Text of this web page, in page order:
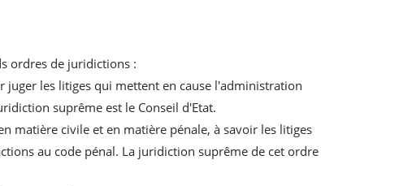
ordres de juridictions :
les litiges qui mettent en cause l'administration
suprême est le Conseil d'Etat.
matière civile et en matière pénale, à savoir les litiges
au code pénal. La juridiction suprême de cet ordre